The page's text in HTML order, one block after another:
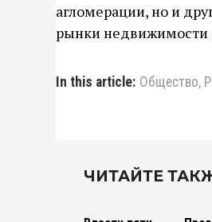
агломерации, но и
рынки недвижимости
In this article: Общество,
ЧИТАЙТЕ